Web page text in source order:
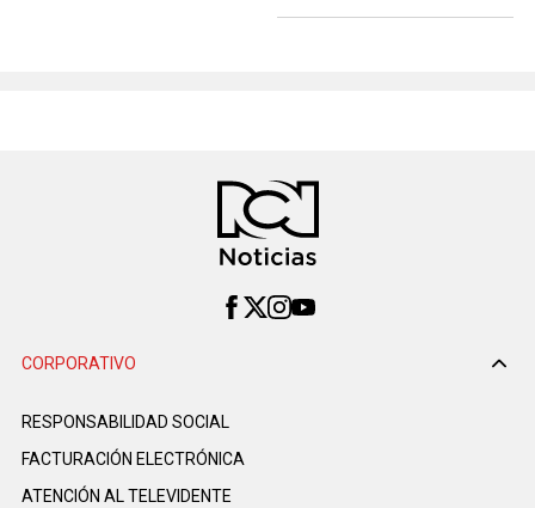
CORPORATIVO
RESPONSABILIDAD SOCIAL
FACTURACIÓN ELECTRÓNICA
ATENCIÓN AL TELEVIDENTE